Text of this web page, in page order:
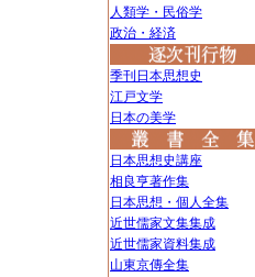
人類学・民俗学
政治・経済
季刊日本思想史
江戸文学
日本の美学
日本思想史講座
相良亨著作集
日本思想・個人全集
近世儒家文集集成
近世儒家資料集成
山東京傳全集